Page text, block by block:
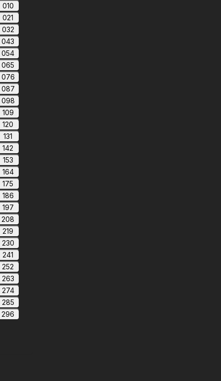
010
021
032
043
054
065
076
087
098
109
120
131
142
153
164
175
186
197
208
219
230
241
252
263
274
285
296